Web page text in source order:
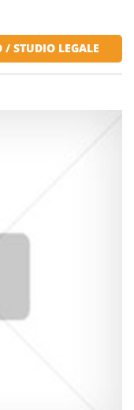
/ STUDIO LEGALE